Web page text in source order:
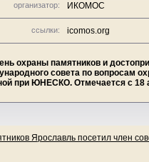
организатор: ИКОМОС
ссылки: icomos.org
охраны памятников и
совета по вопросам
при ЮНЕСКО. Отмечается с 18
Ярославль посетил член